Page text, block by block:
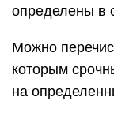
определены в
Можно
которым
на